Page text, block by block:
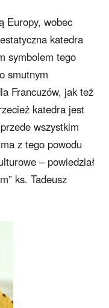
Europy, wobec
katedra
symbolem tego
smutnym
Francuzów, jak też
katedra jest
wszystkim
z tego powodu
– powiedział
ks. Tadeusz